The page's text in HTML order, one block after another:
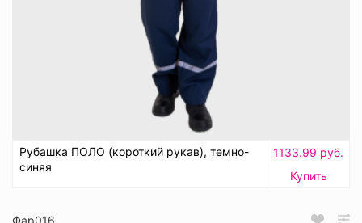
Рубашка ПОЛО (короткий рукав), темно-
синяя
1133.99 руб.
Купить
Фар016